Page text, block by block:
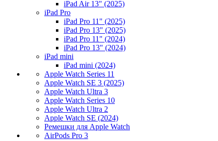
iPad Air 13" (2025)
iPad Pro
iPad Pro 11" (2025)
iPad Pro 13" (2025)
iPad Pro 11" (2024)
iPad Pro 13" (2024)
iPad mini
iPad mini (2024)
Apple Watch Series 11
Apple Watch SE 3 (2025)
Apple Watch Ultra 3
Apple Watch Series 10
Apple Watch Ultra 2
Apple Watch SE (2024)
Ремешки для Apple Watch
AirPods Pro 3